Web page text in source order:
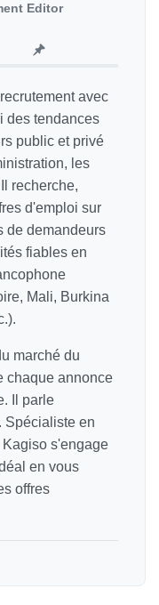
Editor
avec
des tendances
public et privé
les
recherche,
d'emploi sur
de demandeurs
fiables en
Mali, Burkina
marché du
chaque annonce
Il parle
Spécialiste en
s'engage
en vous
offres